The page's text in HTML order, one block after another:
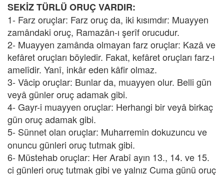
SEKİZ TÜRLÜ ORUÇ VARDIR:
1- Farz oruçlar: Farz oruç da, iki kısımdır: Muayyen
zamândaki oruç, Ramazân-ı şerîf orucudur.
2- Muayyen zamânda olmayan farz oruçlar: Kazâ ve
kefâret oruçları böyledir. Fakat, kefâret oruçları farz-ı
amelîdir. Yanî, inkâr eden kâfir olmaz.
3- Vâcip oruçlar: Bunlar da, muayyen olur. Belli gün
veyâ günler oruç adamak gibi.
4- Gayr-i muayyen oruçlar: Herhangi bir veyâ birkaç
gün oruç adamak gibi.
5- Sünnet olan oruçlar: Muharremin dokuzuncu ve
onuncu günleri oruç tutmak gibi.
6- Müstehab oruçlar: Her Arabî ayın 13., 14. ve 15.
ci günleri oruç tutmak gibi ve yalnız Cuma günü oruç